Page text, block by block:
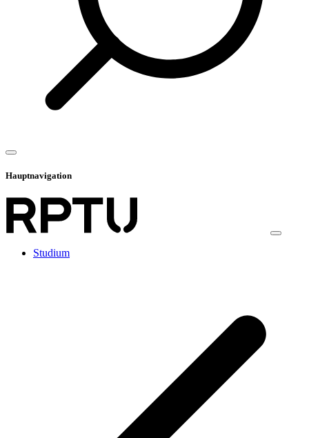
Hauptnavigation
Studium